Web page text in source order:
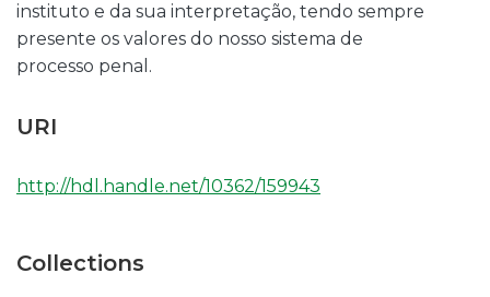
instituto e da sua interpretação, tendo sempre
presente os valores do nosso sistema de
processo penal.
URI
http://hdl.handle.net/10362/159943
Collections